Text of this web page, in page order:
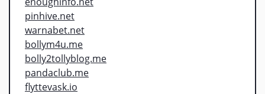
pinhive.net
warnabet.net
bollym4u.me
bolly2tollyblog.me
pandaclub.me
flyttevask.io